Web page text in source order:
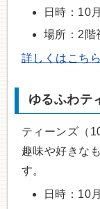
日時：10
場所：2階
詳しくはこち
ゆるふわテ
ティーンズ（
趣味や好きな
す。
日時：10